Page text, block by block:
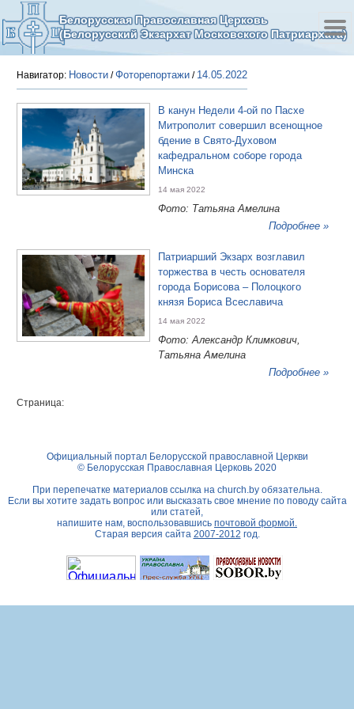
Белорусская Православная Церковь
(Белорусский Экзархат Московского Патриархата)
Навигатор: Новости /Фоторепортажи / 14.05.2022
В канун Недели 4-ой по Пасхе
Митрополит совершил всенощное
бдение в Свято-Духовом
кафедральном соборе города
Минска
14 мая 2022
Фото: Татьяна Амелина
Подробнее »
Патриарший Экзарх возглавил
торжества в честь основателя
города Борисова – Полоцкого
князя Бориса Всеславича
14 мая 2022
Фото: Александр Климкович,
Татьяна Амелина
Подробнее »
Страница:
Официальный портал Белорусской православной Церкви
© Белорусская Православная Церковь 2020
При перепечатке материалов ссылка на church.byобязательна.
Если вы хотите задать вопрос или высказать свое мнение по поводу сайта
или статей,
напишите нам, воспользовавшись почтовой формой.
Старая версия сайта 2007-2012 год.